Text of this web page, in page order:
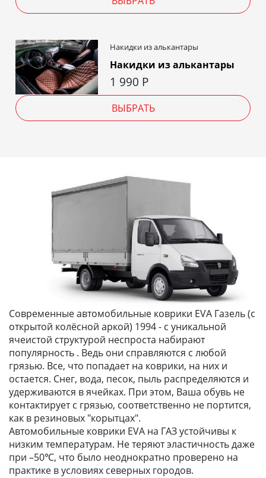
Накидки из алькантары
Накидки из алькантары
1 990 Р
ВЫБРАТЬ
Современные автомобильные коврики EVA Газель (с
открытой колёсной аркой) 1994 - с уникальной
ячеистой структурой неспроста набирают
популярность . Ведь они справляются с любой
грязью. Все, что попадает на коврики, на них и
остается. Снег, вода, песок, пыль распределяются и
удерживаются в ячейках. При этом, Ваша обувь не
контактирует с грязью, соответственно не портится,
как в резиновых "корытцах".
Автомобильные коврики EVA на ГАЗ устойчивы к
низким температурам. Не теряют эластичность даже
при –50℃, что было неоднократно проверено на
практике в условиях северных городов.